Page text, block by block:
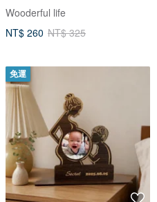
Wooderful life
NT$ 260 NT$ 325
免運